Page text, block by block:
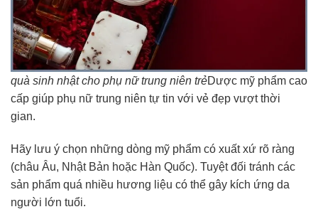
quà sinh nhật cho phụ nữ trung niên trẻDược mỹ phẩm cao
cấp giúp phụ nữ trung niên tự tin với vẻ đẹp vượt thời
gian.
Hãy lưu ý chọn những dòng mỹ phẩm có xuất xứ rõ ràng
(châu Âu, Nhật Bản hoặc Hàn Quốc). Tuyệt đối tránh các
sản phẩm quá nhiều hương liệu có thể gây kích ứng da
người lớn tuổi.